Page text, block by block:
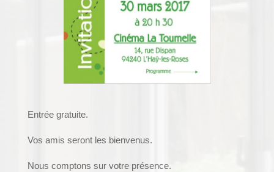
Entrée gratuite.
Vos amis seront les bienvenus.
Nous comptons sur votre présence.